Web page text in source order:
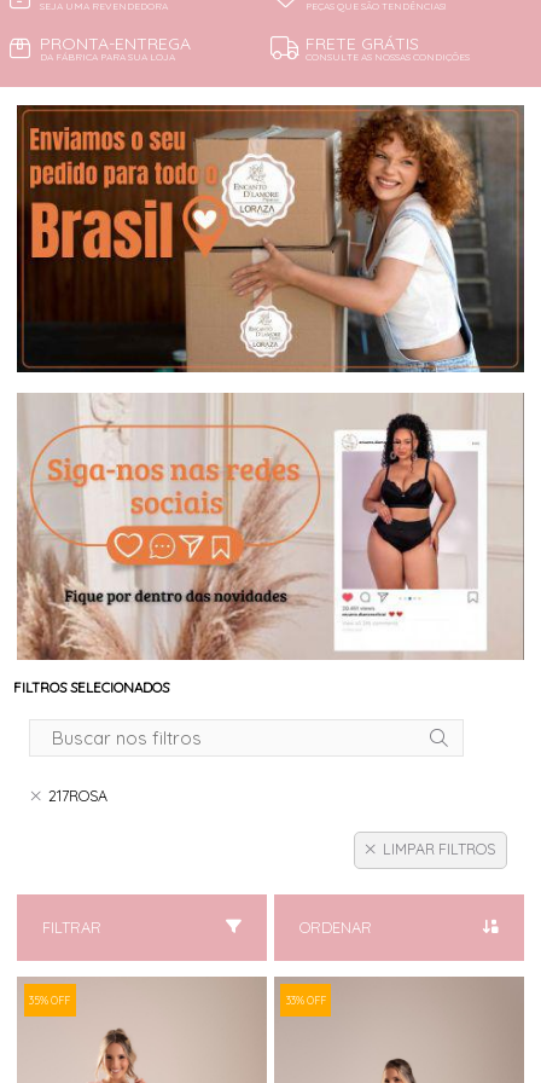
SEJA UMA REVENDEDORA PEÇAS QUE SÃO TENDÊNCIAS!
PRONTA-ENTREGA
DA FÁBRICA PARA SUA LOJA
FRETE GRÁTIS
CONSULTE AS NOSSAS CONDIÇÕES
FILTROS SELECIONADOS
217ROSA
LIMPAR FILTROS
FILTRAR ORDENAR
35% OFF 33% OFF